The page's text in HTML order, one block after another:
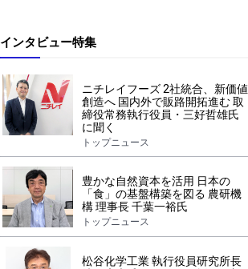
インタビュー特集
ニチレイフーズ 2社統合、新価値
創造へ 国内外で販路開拓進む 取
締役常務執行役員・三好哲雄氏
に聞く
トップニュース
豊かな自然資本を活用 日本の
「食」の基盤構築を図る 農研機
構 理事長 千葉一裕氏
トップニュース
松谷化学工業 執行役員研究所長